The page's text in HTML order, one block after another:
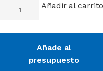
Añadir al carrito
Añade al
presupuesto